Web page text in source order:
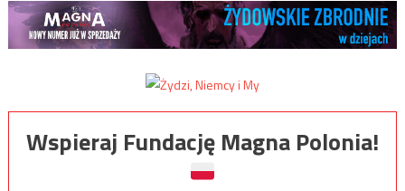
Wspieraj Fundację Magna Polonia!